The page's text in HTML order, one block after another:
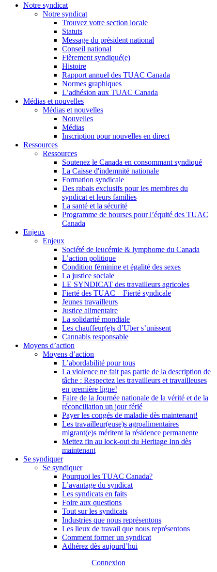
Notre syndicat
Notre syndicat
Trouvez votre section locale
Statuts
Message du président national
Conseil national
Fièrement syndiqué(e)
Histoire
Rapport annuel des TUAC Canada
Normes graphiques
L’adhésion aux TUAC Canada
Médias et nouvelles
Médias et nouvelles
Nouvelles
Médias
Inscription pour nouvelles en direct
Ressources
Ressources
Soutenez le Canada en consommant syndiqué
La Caisse d'indemnité nationale
Formation syndicale
Des rabais exclusifs pour les membres du
syndicat et leurs families
La santé et la sécurité
Programme de bourses pour l’équité des TUAC
Canada
Enjeux
Enjeux
Société de leucémie & lymphome du Canada
L’action politique
Condition féminine et égalité des sexes
La justice sociale
LE SYNDICAT des travailleurs agricoles
Fierté des TUAC – Fierté syndicale
Jeunes travailleurs
Justice alimentaire
La solidarité mondiale
Les chauffeur(e)s d’Uber s’unissent
Cannabis responsable
Moyens d’action
Moyens d’action
L’abordabilité pour tous
La violence ne fait pas partie de la description de
tâche : Respectez les travailleurs et travailleuses
en première ligne!
Faire de la Journée nationale de la vérité et de la
réconciliation un jour férié
Payer les congés de maladie dès maintenant!
Les travailleur(euse)s agroalimentaires
migrant(e)s méritent la résidence permanente
Mettez fin au lock-out du Heritage Inn dès
maintenant
Se syndiquer
Se syndiquer
Pourquoi les TUAC Canada?
L’avantage du syndicat
Les syndicats en faits
Foire aux questions
Tout sur les syndicats
Industries que nous représentons
Les lieux de travail que nous représentons
Comment former un syndicat
Adhérez dès aujourd’hui
Connexion